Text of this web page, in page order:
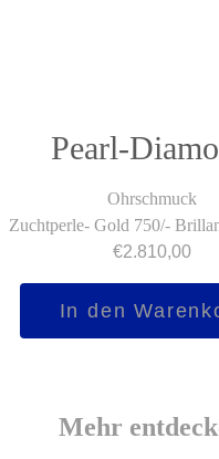
Pearl-
Ohrschmuck
Zuchtperle- Gold 750/-
€2.810,00
DiamondIn den
Mehr